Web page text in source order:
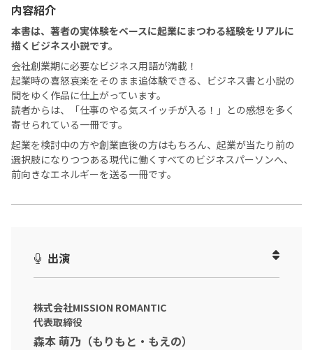
内容紹介
本書は、著者の実体験をベースに起業にまつわる経験をリアルに
描くビジネス小説です。
会社創業期に必要なビジネス用語が満載！
起業時の喜怒哀楽をそのまま追体験できる、ビジネス書と小説の
間をゆく作品に仕上がっています。
読者からは、「仕事のやる気スイッチが入る！」との感想を多く
寄せられている一冊です。
起業を検討中の方や創業直後の方はもちろん、起業が当たり前の
選択肢になりつつある現代に働くすべてのビジネスパーソンへ、
前向きなエネルギーを送る一冊です。
出演
株式会社MISSION ROMANTIC
代表取締役
森本 萌乃（もりもと・もえの）